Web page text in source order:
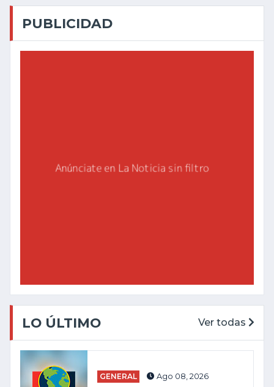
PUBLICIDAD
LO ÚLTIMO Ver todas
GENERAL Ago 08, 2026